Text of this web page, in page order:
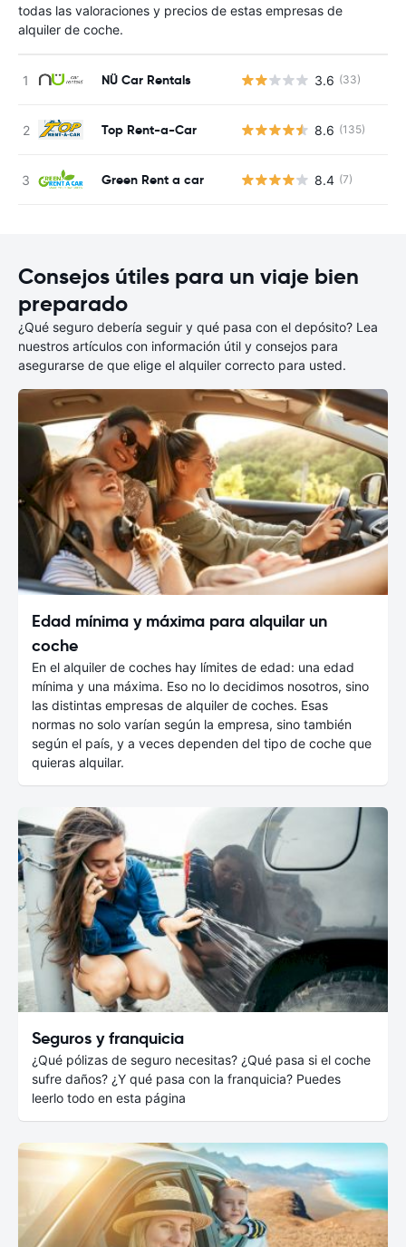
todas las valoraciones y precios de estas empresas de
alquiler de coche.
NÜ Car Rentals 3.6 (33)
Top Rent-a-Car 8.6 (135)
Green Rent a car 8.4 (7)
Consejos útiles para un viaje bien
preparado
¿Qué seguro debería seguir y qué pasa con el depósito? Lea
nuestros artículos con información útil y consejos para
asegurarse de que elige el alquiler correcto para usted.
Edad mínima y máxima para alquilar un
coche
En el alquiler de coches hay límites de edad: una edad
mínima y una máxima. Eso no lo decidimos nosotros, sino
las distintas empresas de alquiler de coches. Esas
normas no solo varían según la empresa, sino también
según el país, y a veces dependen del tipo de coche que
quieras alquilar.
Seguros y franquicia
¿Qué pólizas de seguro necesitas? ¿Qué pasa si el coche
sufre daños? ¿Y qué pasa con la franquicia? Puedes
leerlo todo en esta página